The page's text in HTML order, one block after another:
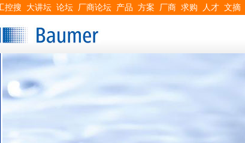
控搜 大讲坛 论坛 厂商论坛 产品 方案 厂商 求购 人才 文摘